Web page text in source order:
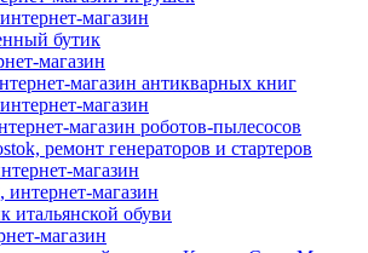
магазин
бутик
магазин
магазин антикварных книг
магазин
магазин роботов-пылесосов
ремонт генераторов и стартеров
магазин
интернет-магазин
итальянской обуви
магазин